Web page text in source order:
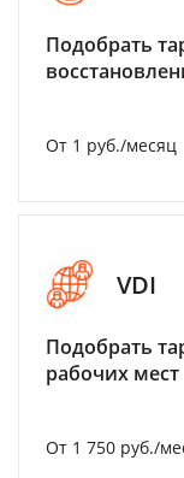
Подобрать
От 1 руб./месяц
VDI
Подобрать
рабочих мест
От 1 750 руб./